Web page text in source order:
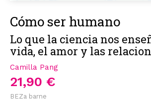
Cómo ser humano
Lo que la ciencia nos
vida, el amor y las
Camilla Pang
21,90 €
BEZa barne